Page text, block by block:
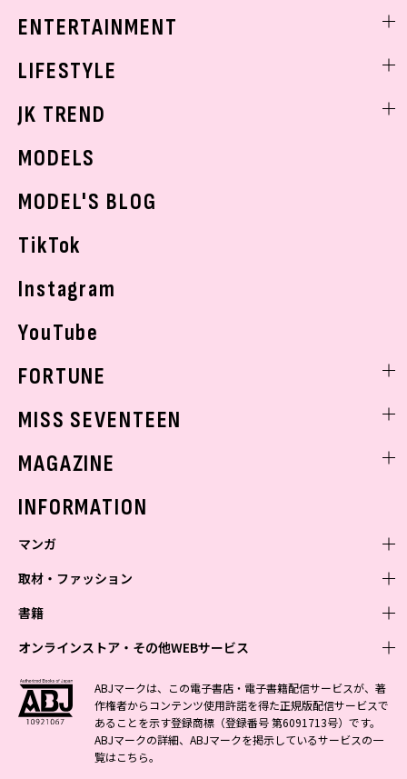
ベストコスメ
ボディケア
学校ヘアメイク
ENTERTAINMENT
K-POP
LIFESTYLE
モデルの購入品
おでかけ
JK TREND
MODELS
MODEL'S BLOG
TikTok
Instagram
YouTube
FORTUNE
MISS SEVENTEEN
MAGAZINE
INFORMATION
マンガ
少年マンガ
Vジャンプ
最強ジャンプ
少年ジャンプ+
ジャンプTOON
青年マンガ
ZEBRACK
S-MANGA
集英社ジャンプリミックス
少女マンガ
ZEBRACK
S-MANGA
集英社コミック文庫
女性マンガ
ジャンプTOON
取材・ファッション
ファッション・美容
BAILA
MAQUIA
芸能・情報・スポーツ
週プレNEWS
週プレ グラジャパ!
書籍
文芸・文庫・総合
小説すばる
集英社 文芸ステーション
web 集英社文庫
学芸・ノンフィクション・新書
1日5分で、明日は変わる よみタイ yomitai
集英社学芸部 - 学芸・ノンフィクション
集英社ビジネス書
ライトノベル・ノベライズ
集英社オレンジ文庫
オンラインストア・その他WEBサービス
オンラインストア
OTO
SHUEISHA MANGA-ART HERITAGE
ジャンプキャラクターズストア
その他WEBサービス
集英社アドナビ
ABJマークは、この電子書店・電子書籍配信サービスが、著
作権者からコンテンツ使用許諾を得た正規版配信サービスで
あることを示す登録商標（登録番号 第6091713号）です。
ABJマークの詳細、ABJマークを掲示しているサービスの一
覧はこちら。